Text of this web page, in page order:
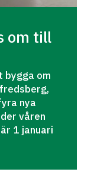
om till
bygga om
nya
våren
1 januari